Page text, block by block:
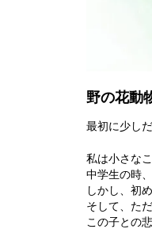
野の花動
最初に少し
私は小さな
中学生の時
しかし、初
そして、た
この子との